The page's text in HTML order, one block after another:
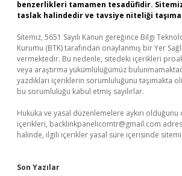
benzerlikleri tamamen tesadüfidir.
taslak halindedir ve tavsiye niteliği
Sitemiz, 5651 Sayılı Kanun gereğince Bilgi
Kurumu (BTK) tarafından onaylanmış bir Yer
vermektedir. Bu nedenle, sitedeki içerikleri
veya araştırma yükümlülüğümüz
yazdıkları içeriklerin sorumluluğunu taşımakta
bu sorumluluğu kabul etmiş sayılırlar.
Hukuka ve yasal düzenlemelere aykırı
içerikleri, backlinkpanelicomtr@gmail.com
halinde, ilgili içerikler yasal süre içerisinde
Son Yazılar